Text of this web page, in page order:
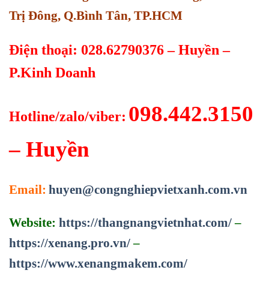
Trị Đông, Q.Bình Tân, TP.HCM
Điện thoại: 028.62790376 – Huyền –
P.Kinh Doanh
Hotline/zalo/viber: 098.442.3150
– Huyền
Email: huyen@congnghiepvietxanh.com.vn
Website: https://thangnangvietnhat.com/–
https://xenang.pro.vn/–
https://www.xenangmakem.com/